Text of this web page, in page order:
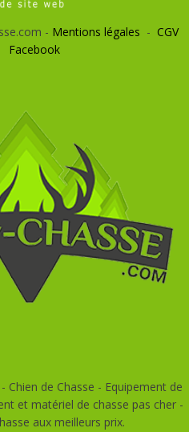
- Mentions légales - CGV
Facebook
Chien de Chasse - Equipement de
et matériel de chasse pas cher -
aux meilleurs prix.